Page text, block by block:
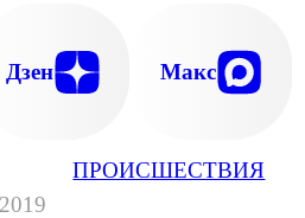
ПРОИСШЕСТВИЯ
Дзен Макс